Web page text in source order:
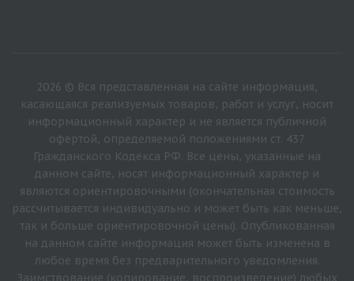
2026 © Вся представленная на сайте информация,
касающаяся реализуемых товаров, работ и услуг, носит
информационный характер и не является публичной
офертой, определяемой положениями ст. 437
Гражданского Кодекса РФ. Все цены, указанные на
данном сайте, носят информационный характер и
являются ориентировочными (окончательная стоимость
рассчитывается индивидуально и может быть как меньше,
так и больше ориентировочной цены). Опубликованная
на данном сайте информация может быть изменена в
любое время без предварительного уведомления.
Заимствование (копирование, воспроизведение) любых